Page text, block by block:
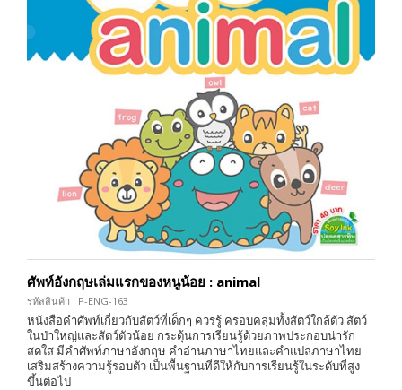
ศัพท์อังกฤษเล่มแรกของหนูน้อย : animal
รหัสสินค้า : P-ENG-163
หนังสือคำศัพท์เกี่ยวกับสัตว์ที่เด็กๆ ควรรู้ ครอบคลุมทั้งสัตว์ใกล้ตัว สัตว์
ในป่าใหญ่และสัตว์ตัวน้อย กระตุ้นการเรียนรู้ด้วยภาพประกอบน่ารัก
สดใส มีคำศัพท์ภาษาอังกฤษ คำอ่านภาษาไทยและคำแปลภาษาไทย
เสริมสร้างความรู้รอบตัว เป็นพื้นฐานที่ดีให้กับการเรียนรู้ในระดับที่สูง
ขึ้นต่อไป